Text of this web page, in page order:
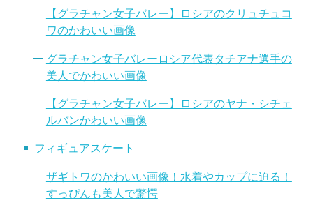
【グラチャン女子バレー】ロシアのクリュチュコ
ワのかわいい画像
グラチャン女子バレーロシア代表タチアナ選手の
美人でかわいい画像
【グラチャン女子バレー】ロシアのヤナ・シチェ
ルバンかわいい画像
フィギュアスケート
ザギトワのかわいい画像！水着やカップに迫る！
すっぴんも美人で驚愕